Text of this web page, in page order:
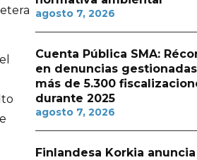
agosto 7, 2026
Cuenta Pública SMA:
en denuncias
más de 5.300
durante 2025
agosto 7, 2026
Finlandesa Korkia anuncia